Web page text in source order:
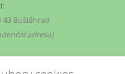
43 Buštěhrad
adresa)